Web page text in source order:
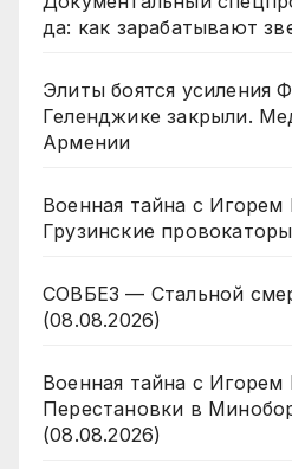
да: как зарабатывают
Элиты боятся усиления
Геленджике закрыли.
Армении
Военная тайна с
Грузинские
СОВБЕЗ — Стальной
(08.08.2026)
Военная тайна с
Перестановки в
(08.08.2026)